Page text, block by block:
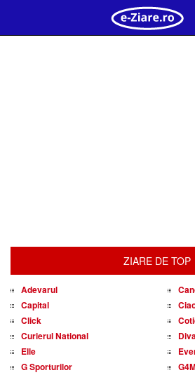
ZIARE DE TOP
Adevarul
Capital
Click
Curierul National
Elle
G Sporturilor